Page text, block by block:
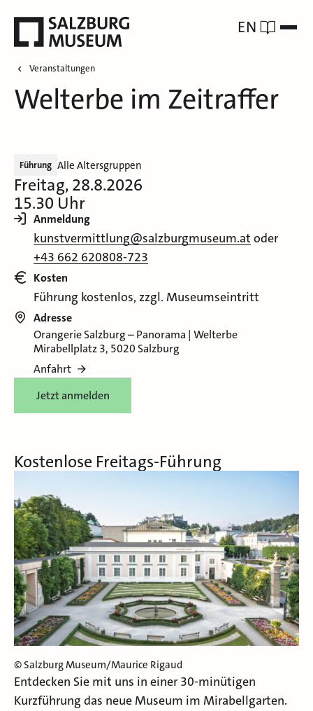
EN
Veranstaltungen
Welterbe im Zeitraffer
Führung Alle Altersgruppen
Freitag, 28.8.2026
15.30 Uhr
Anmeldung
kunstvermittlung@salzburgmuseum.at oder
+43 662 620808-723
Kosten
Führung kostenlos, zzgl. Museumseintritt
Adresse
Orangerie Salzburg – Panorama | Welterbe
Mirabellplatz 3, 5020 Salzburg
Anfahrt
Jetzt anmelden
Kostenlose Freitags-Führung
© Salzburg Museum/Maurice Rigaud
Entdecken Sie mit uns in einer 30-minütigen
Kurzführung das neue Museum im Mirabellgarten.